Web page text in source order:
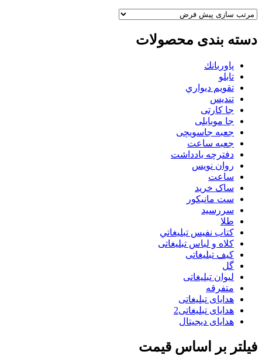
دسته بندی محصولات
پاوربانك
تابلو
تقويم ديواري
تنديس
جا کارتی
جا موبایلی
جعبه جاسویچی
جعبه ساعت
دفترچه یادداشت
روان نويس
ساعت
ساک خرید
ست مانيكور
سررسید
طلا
كتاب نفيس تبليغاتي
کلاه و لباس تبلیغاتی
کیف تبلیغاتی
گل
لیوان تبلیغاتی
متفرقه
هدایای تبلیغاتی
هدایای تبلیغاتی2
هدایای دیجیتال
فیلتر بر اساس قیمت